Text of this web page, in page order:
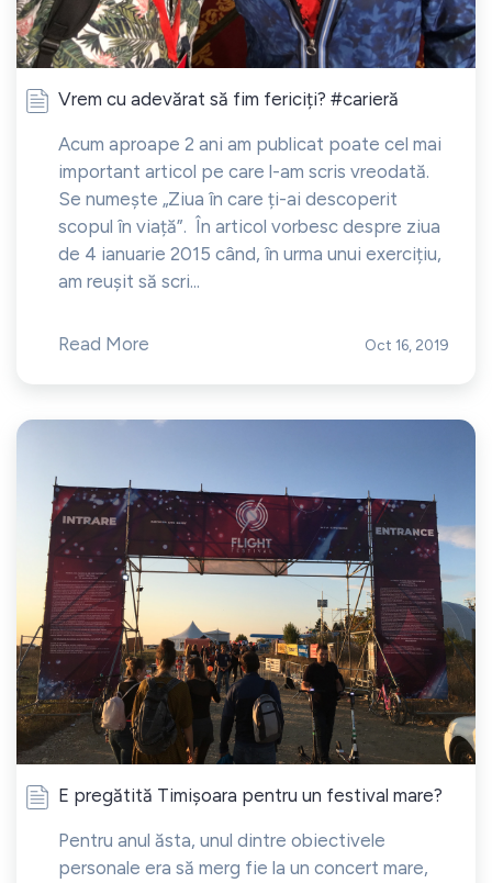
Vrem cu adevărat să fim fericiți? #carieră
Acum aproape 2 ani am publicat poate cel mai
important articol pe care l-am scris vreodată.
Se numește „Ziua în care ți-ai descoperit
scopul în viață”. În articol vorbesc despre ziua
de 4 ianuarie 2015 când, în urma unui exercițiu,
am reușit să scri...
Read More Oct 16, 2019
E pregătită Timișoara pentru un festival mare?
Pentru anul ăsta, unul dintre obiectivele
personale era să merg fie la un concert mare,